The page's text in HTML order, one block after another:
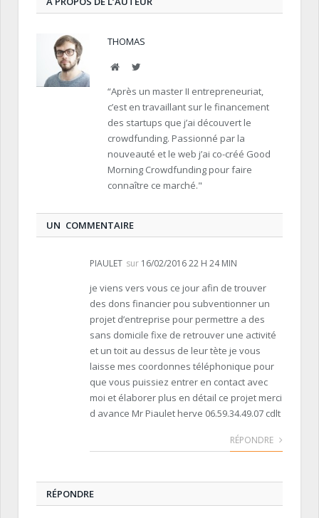
THOMAS
Site Twitter
“Après un master II entrepreneuriat,
c’est en travaillant sur le financement
des startups que j’ai découvert le
crowdfunding. Passionné par la
nouveauté et le web j’ai co-créé Good
Morning Crowdfunding pour faire
connaître ce marché."
UN COMMENTAIRE
PIAULET sur 16/02/2016 22 H 24 MIN
je viens vers vous ce jour afin de trouver
des dons financier pou subventionner un
projet d’entreprise pour permettre a des
sans domicile fixe de retrouver une activité
et un toit au dessus de leur tète je vous
laisse mes coordonnes téléphonique pour
que vous puissiez entrer en contact avec
moi et élaborer plus en détail ce projet merci
d avance Mr Piaulet herve 06.59.34.49.07 cdlt
RÉPONDRE
RÉPONDRE